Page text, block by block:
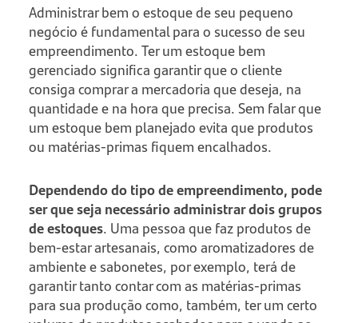
Administrar bem o estoque de seu pequeno
negócio é fundamental para o sucesso de seu
empreendimento. Ter um estoque bem
gerenciado significa garantir que o cliente
consiga comprar a mercadoria que deseja, na
quantidade e na hora que precisa. Sem falar que
um estoque bem planejado evita que produtos
ou matérias-primas fiquem encalhados.
Dependendo do tipo de empreendimento, pode
ser que seja necessário administrar dois grupos
de estoques. Uma pessoa que faz produtos de
bem-estar artesanais, como aromatizadores de
ambiente e sabonetes, por exemplo, terá de
garantir tanto contar com as matérias-primas
para sua produção como, também, ter um certo